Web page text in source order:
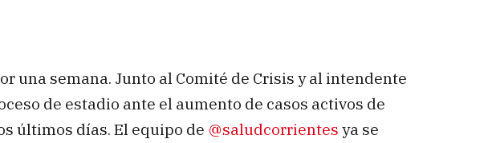
una semana. Junto al Comité de Crisis y al intendente
de estadio ante el aumento de casos activos de
últimos días. El equipo de @saludcorrientes ya se